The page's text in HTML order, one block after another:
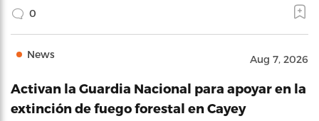
0
News Aug 7, 2026
Activan la Guardia Nacional para apoyar en la
extinción de fuego forestal en Cayey